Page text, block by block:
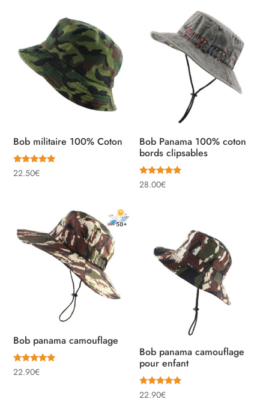
Bob militaire 100% Coton
Note
5.00
22.50€
Bob Panama 100% coton
bords clipsables
Note
4.67
28.00€
Bob panama camouflage
Note
5.00
22.90€
Bob panama camouflage
pour enfant
Note
5.00
22.90€